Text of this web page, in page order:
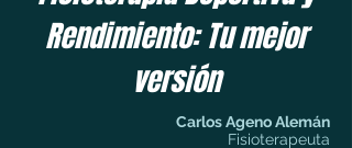
Rendimiento: Tu mejor
versión
Carlos Ageno Alemán
Fisioterapeuta